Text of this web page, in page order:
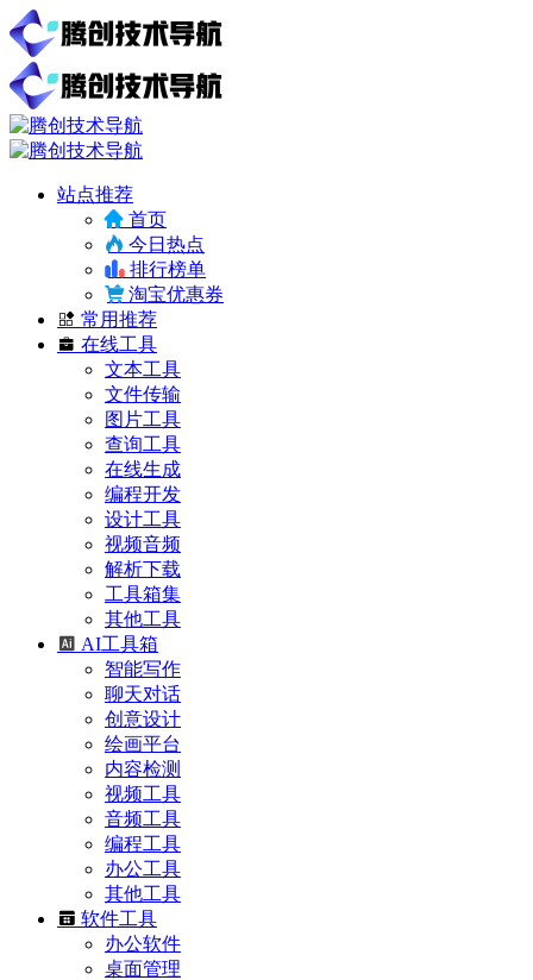
站点推荐
首页
今日热点
排行榜单
淘宝优惠券
常用推荐
在线工具
文本工具
文件传输
图片工具
查询工具
在线生成
编程开发
设计工具
视频音频
解析下载
工具箱集
其他工具
AI工具箱
智能写作
聊天对话
创意设计
绘画平台
内容检测
视频工具
音频工具
编程工具
办公工具
其他工具
软件工具
办公软件
桌面管理